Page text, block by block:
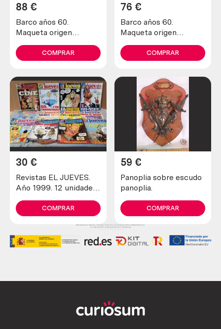
Barco años 60.
Maqueta origen
hueso. Magníficos
detalles. Muy pesado.
88 €
COMPRAR
Barco años 60.
Maqueta origen
hueso. Magníficos
detalles. Muy pesado.
76 €
COMPRAR
Revistas EL JUEVES.
Año 1999. 12 unidades
30 €
COMPRAR
Panoplia sobre escudo
panoplia.
59 €
COMPRAR